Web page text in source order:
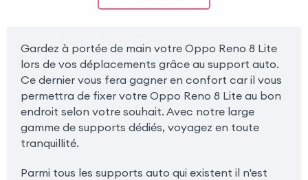
Gardez à portée de main votre Oppo Reno 8 Lite
lors de vos déplacements grâce au support auto.
Ce dernier vous fera gagner en confort car il vous
permettra de fixer votre Oppo Reno 8 Lite au bon
endroit selon votre souhait. Avec notre large
gamme de supports dédiés, voyagez en toute
tranquillité.
Parmi tous les supports auto qui existent il n'est